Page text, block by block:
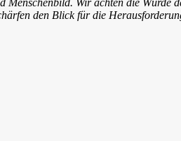
den Blick für die